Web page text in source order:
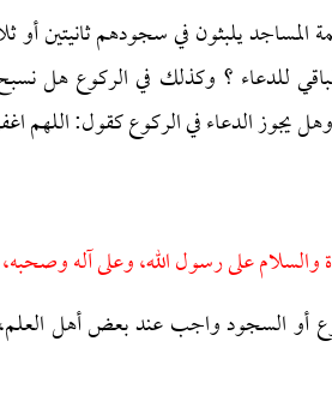
المساجد يلبثون في سجودهم ثانيتين أو
للدعاء ؟ وكذلك في الركوع هل
يجوز الدعاء في الركوع كقول: اللهم
والسلام على رسول الله، وعلى آله
أو السجود واجب عند بعض أهل